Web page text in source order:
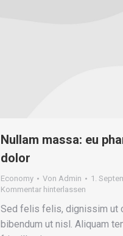
Nullam massa: eu
dolor
Economy Von Admin
1.
Kommentar hinterlassen
Sed felis felis, dignissim ut
bibendum ut nisl. Aliquam